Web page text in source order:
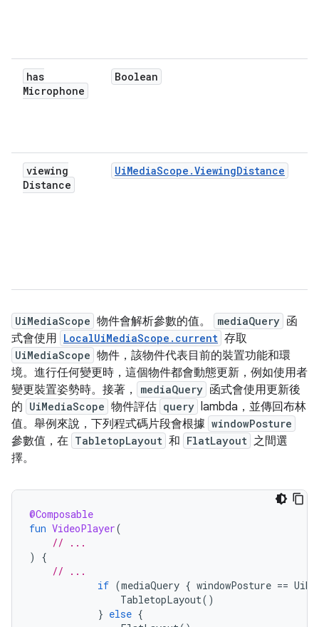
has
Microphone
Boolean
viewing
Distance
UiMediaScope.ViewingDistance
UiMediaScope 物件會解析參數的值。 mediaQuery 函
式會使用 LocalUiMediaScope.current 存取
UiMediaScope 物件，該物件代表目前的裝置功能和環
境。進行任何變更時，這個物件都會動態更新，例如使用者
變更裝置姿勢時。接著，
mediaQuery 函式會使用更新後
的 UiMediaScope 物件評估 query lambda，並傳回布林
值。舉例來說，下列程式碼片段會根據 windowPosture
參數值，在 TabletopLayout 和 FlatLayout 之間選
擇。
@Composable
fun VideoPlayer(
// ...
)
{
// ...
if (mediaQuery { windowPosture ==
TabletopLayout()
} else {